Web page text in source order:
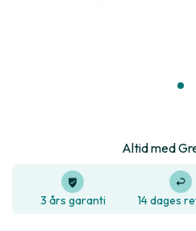
Altid med
3 års garanti 14 dages